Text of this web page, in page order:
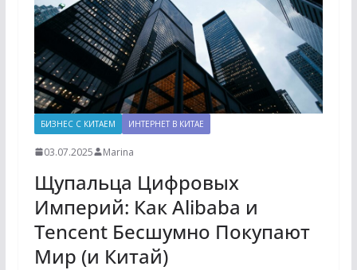
БИЗНЕС С КИТАЕМ ИНТЕРНЕТ В КИТАЕ
03.07.2025 Marina
Щупальца Цифровых
Империй: Как Alibaba и
Tencent Бесшумно Покупают
Мир (и Китай)